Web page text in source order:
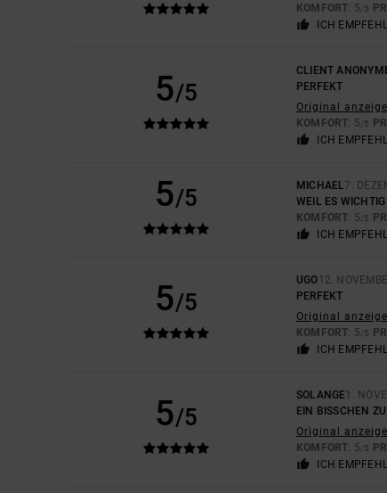
KOMFORT: 5/5
ICH
5/5
CLIENT
PERFEKT
Original
KOMFORT: 5/5
ICH
5/5 MICHAEL7.
WEIL ES WICHTIG
KOMFORT: 5/5
ICH
5/5
UGO12.
PERFEKT
Original
KOMFORT: 5/5
ICH
5/5
SOLANGE1.
EIN BISSCHEN
Original
KOMFORT: 5/5
ICH